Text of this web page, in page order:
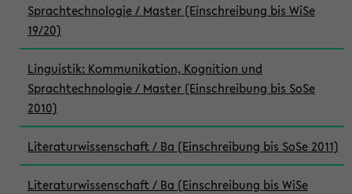
Sprachtechnologie / Master (Einschreibung bis WiSe
19/20)
Linguistik: Kommunikation, Kognition und
Sprachtechnologie / Master (Einschreibung bis SoSe
2010)
Literaturwissenschaft / Ba (Einschreibung bis SoSe 2011)
Literaturwissenschaft / Ba (Einschreibung bis WiSe